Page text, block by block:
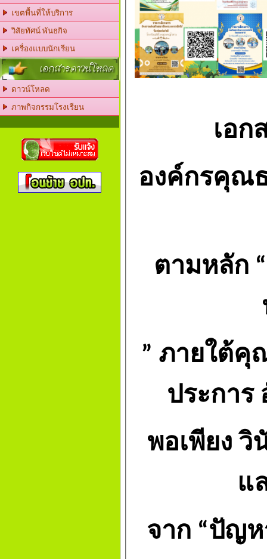
เขตพื้นที่ให้บริการ
วิสัยทัศน์ พันธกิจ
เครื่องแบบนักเรียน
เอกสารดาวน์โหลด
ดาวน์โหลด
ภาพกิจกรรมโรงเรียน
เอก
องค์กรคุณ
ตามหลัก “
” ภายใต้คุ
ประการ
พอเพียง วิ
แ
จาก “ปัญห